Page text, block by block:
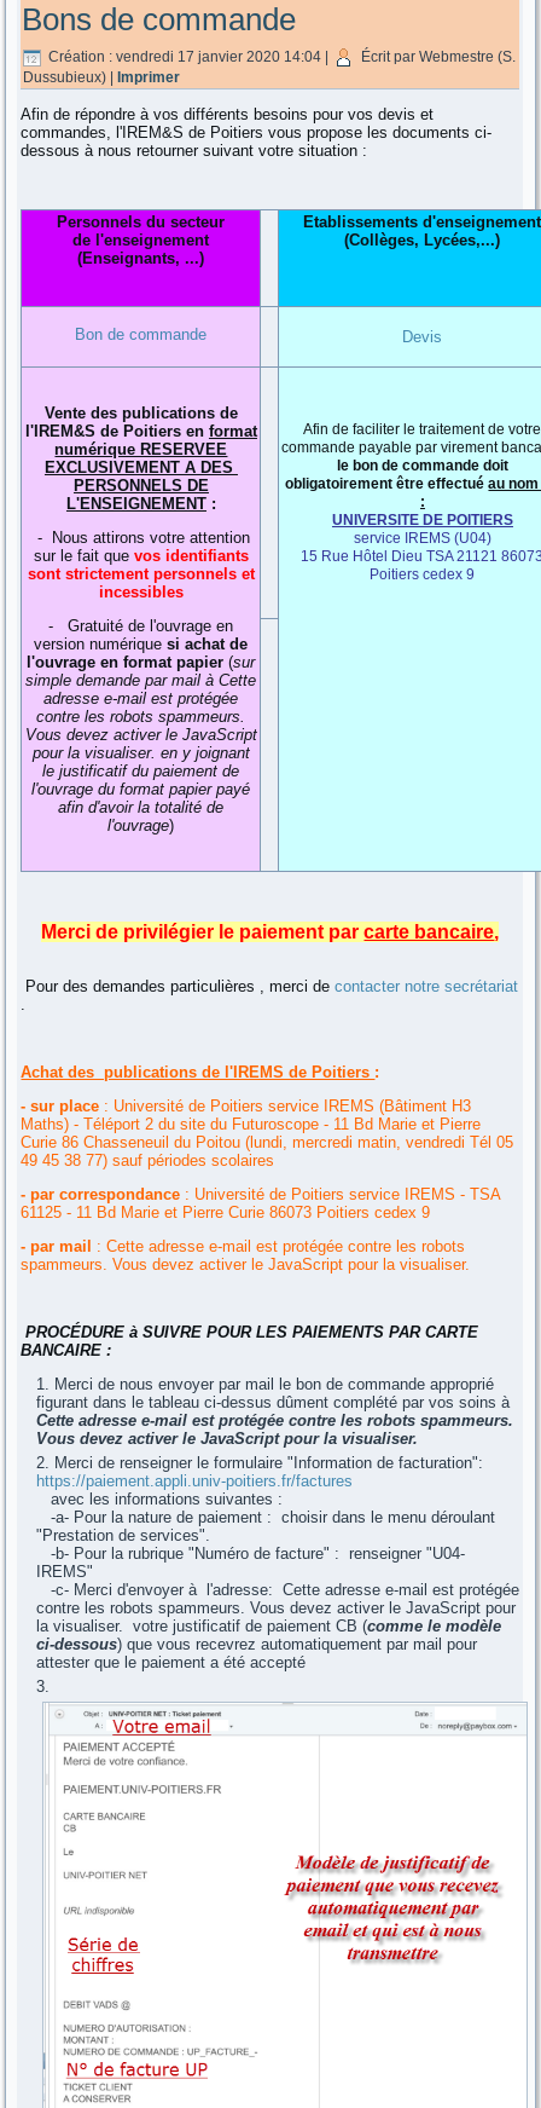
Bons de commande
Création : vendredi 17 janvier 2020 14:04 |
Écrit par Webmestre (S.
Dussubieux) |Imprimer
Afin de répondre à vos différents besoins pour vos devis et
commandes, l'IREM&S de Poitiers vous propose les documents ci-
dessous à nous retourner suivant votre situation :
Personnels du secteur
de l'enseignement
(Enseignants, ...)
Etablissements d'enseignement
(Collèges, Lycées,...)
Bon de commande Devis
Vente des publications de
l'IREM&S de Poitiers en format
numérique RESERVEE
EXCLUSIVEMENT A DES
PERSONNELS DE
L'ENSEIGNEMENT:
- Nous attirons votre attention
sur le fait que vos identifiants
sont strictement personnels et
incessibles
- Gratuité de l'ouvrage en
version numériquesi achat de
l'ouvrage en format papier (sur
simple demande par mail àCette
adresse e-mail est protégée
contre les robots spammeurs.
Vous devez activer le JavaScript
pour la visualiser. en y joignant
le justificatif du paiement de
l'ouvrage du format papier payé
afin d'avoir la totalité de
l'ouvrage)
Afin de faciliter le traitement de votre
commande payable par virement
le bon de commande doit
obligatoirement être effectuéau
:
UNIVERSITE DE POITIERS
service IREMS (U04)
15 Rue Hôtel Dieu TSA 21121
Poitiers cedex 9
Merci de privilégier le paiement parcarte bancaire,
Pour des demandes particulières , merci decontacter notre secrétariat
Achat des publications de l'IREMS de Poitiers :
- sur place : Université de Poitiers service IREMS (Bâtiment H3
Maths) - Téléport 2 du site du Futuroscope - 11 Bd Marie et Pierre
Curie 86 Chasseneuil du Poitou (lundi, mercredi matin, vendredi Tél 05
49 45 38 77) sauf périodes scolaires
- par correspondance : Université de Poitiers service IREMS - TSA
61125 - 11 Bd Marie et Pierre Curie 86073 Poitiers cedex 9
- par mail :Cette adresse e-mail est protégée contre les robots
spammeurs. Vous devez activer le JavaScript pour la visualiser.
PROCÉDURE à SUIVRE POUR LES PAIEMENTS PAR CARTE
BANCAIRE :
Merci de nous envoyer par mail le bon de commande approprié
figurant dans le tableau ci-dessus dûment complété par vos soins à
Cette adresse e-mail est protégée contre les robots spammeurs.
Vous devez activer le JavaScript pour la visualiser.
Merci de renseigner le formulaire "Information de facturation":
https://paiement.appli.univ-poitiers.fr/factures
avec les informations suivantes :
-a- Pour la nature de paiement : choisir dans le menu déroulant
"Prestation de services".
-b- Pour la rubrique "Numéro de facture" : renseigner "U04-
IREMS"
-c- Merci d'envoyer à l'adresse:Cette adresse e-mail est protégée
contre les robots spammeurs. Vous devez activer le JavaScript pour
la visualiser.
votre justificatif de paiement CB (comme le modèle
ci-dessous) que vous recevrez automatiquement par mail pour
attester que le paiement a été accepté